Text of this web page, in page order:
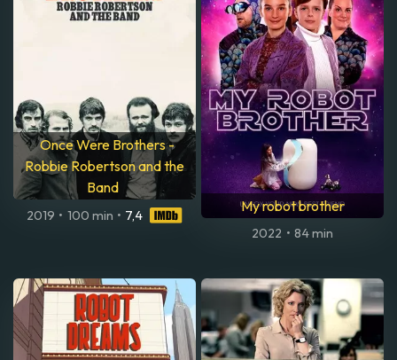
Once Were Brothers -
Robbie Robertson and the
Band
2019 • 100 min • 7,4
My robot brother
2022 • 84 min